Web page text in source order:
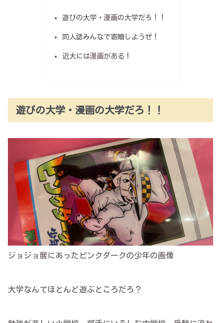
遊びの大学・漫画の大学だろ！！
同人誌みんなで寄贈しようぜ！
近大には漫画がある！
遊びの大学・漫画の大学だろ！！
ジョジョ展にあったピンクダークの少年の画像
大学なんてほとんど遊ぶところだろ？